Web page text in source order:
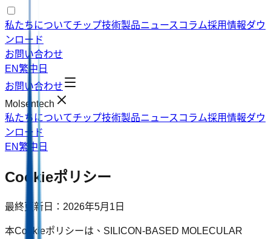
私たちについてチップ技術製品ニュース コラム採用情報ダウ
ンロード
お問い合わせ
EN繁中 日
お問い合わせ
Molsentech
私たちについてチップ技術製品ニュース コラム採用情報ダウ
ンロード
EN繁中 日
Cookieポリシー
最終更新日：2026年5月1日
本Cookieポリシーは、SILICON-BASED MOLECULAR